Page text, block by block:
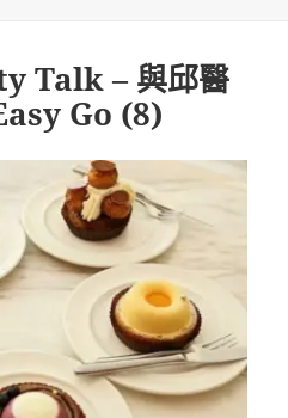
Talk – 與邱醫
Go (8)